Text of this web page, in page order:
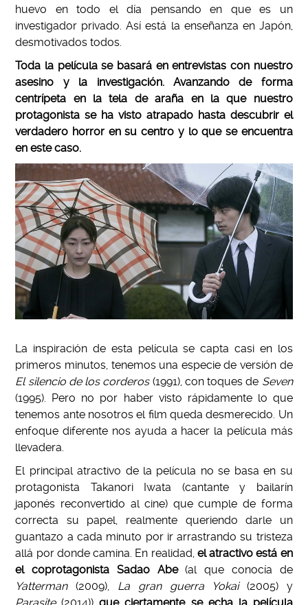
huevo en todo el día pensando en que es un
investigador privado. Así está la enseñanza en Japón,
desmotivados todos.
Toda la película se basará en entrevistas con nuestro
asesino y la investigación. Avanzando de forma
centrípeta en la tela de araña en la que nuestro
protagonista se ha visto atrapado hasta descubrir el
verdadero horror en su centro y lo que se encuentra
en este caso.
La inspiración de esta película se capta casi en los
primeros minutos, tenemos una especie de versión de
El silencio de los corderos (1991), con toques de Seven
(1995). Pero no por haber visto rápidamente lo que
tenemos ante nosotros el film queda desmerecido. Un
enfoque diferente nos ayuda a hacer la película más
llevadera.
El principal atractivo de la película no se basa en su
protagonista Takanori Iwata (cantante y bailarín
japonés reconvertido al cine) que cumple de forma
correcta su papel, realmente queriendo darle un
guantazo a cada minuto por ir arrastrando su tristeza
allá por donde camina. En realidad, el atractivo está en
el coprotagonista Sadao Abe(al que conocía de
Yatterman(2009), La gran guerra Yokai(2005) y